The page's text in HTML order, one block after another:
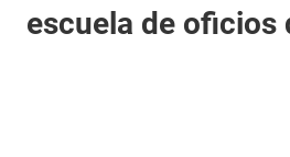
escuela de oficios